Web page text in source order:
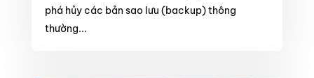
phá hủy các bản sao lưu (backup) thông
thường...